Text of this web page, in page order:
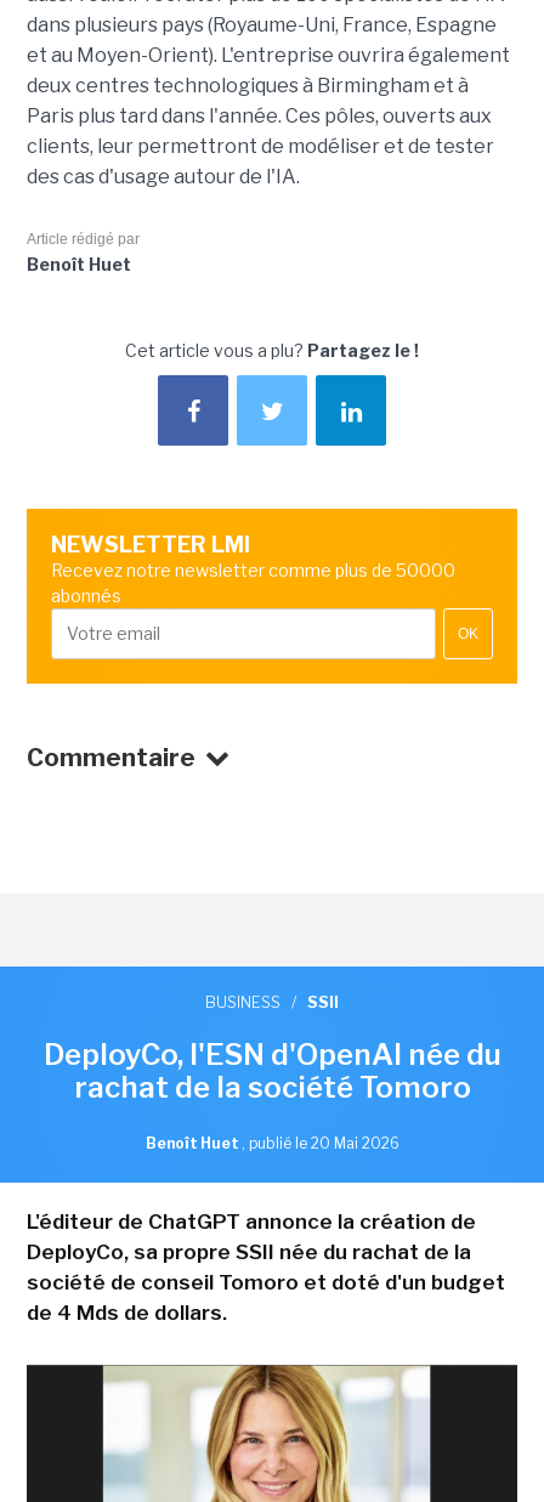
dans plusieurs pays (Royaume-Uni, France, Espagne
et au Moyen-Orient). L'entreprise ouvrira également
deux centres technologiques à Birmingham et à
Paris plus tard dans l'année. Ces pôles, ouverts aux
clients, leur permettront de modéliser et de tester
des cas d'usage autour de l'IA.
Article rédigé par
Benoît Huet
Cet article vous a plu? Partagez le !
NEWSLETTER LMI
Recevez notre newsletter comme plus de 50000
abonnés
OK
Commentaire
BUSINESS / SSII
DeployCo, l'ESN d'OpenAI née du
rachat de la société Tomoro
Benoît Huet , publié le 20 Mai 2026
L'éditeur de ChatGPT annonce la création de
DeployCo, sa propre SSII née du rachat de la
société de conseil Tomoro et doté d'un budget
de 4 Mds de dollars.